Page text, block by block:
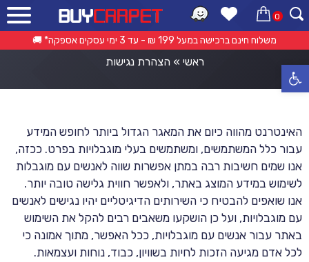
פתח סרגל נגישות
משלוח חינם ברכישה במעל 199 ₪ - עד 3 ימי עסקים אספקה* 🚚
0
הצהרת נגישות
ראשי » הצהרת נגישות
האינטרנט מהווה כיום את המאגר הגדול ביותר לחופש המידע
עבור כלל המשתמשים, ומשתמשים בעלי מוגבלויות בפרט. ככזה,
אנו שמים חשיבות רבה במתן אפשרות שווה לאנשים עם מוגבלות
לשימוש במידע המוצג באתר, ולאפשר חווית גלישה טובה יותר.
אנו שואפים להבטיח כי השירותים הדיגיטליים יהיו נגישים לאנשים
עם מוגבלויות, ועל כן הושקעו משאבים רבים להקל את השימוש
באתר עבור אנשים עם מוגבלויות, ככל האפשר, מתוך אמונה כי
לכל אדם מגיעה הזכות לחיות בשוויון, כבוד, נוחות ועצמאות.